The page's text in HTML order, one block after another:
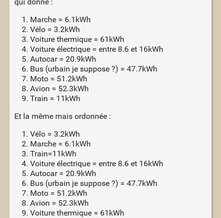
Marche = 6.1kWh
Vélo = 3.2kWh
Voiture thermique = 61kWh
Voiture électrique = entre 8.6 et 16kWh
Autocar = 20.9kWh
Bus (urbain je suppose ?) = 47.7kWh
Moto = 51.2kWh
Avion = 52.3kWh
Train = 11kWh
Et la même mais ordonnée :
Vélo = 3.2kWh
Marche = 6.1kWh
Train=11kWh
Voiture électrique = entre 8.6 et 16kWh
Autocar = 20.9kWh
Bus (urbain je suppose ?) = 47.7kWh
Moto = 51.2kWh
Avion = 52.3kWh
Voiture thermique = 61kWh